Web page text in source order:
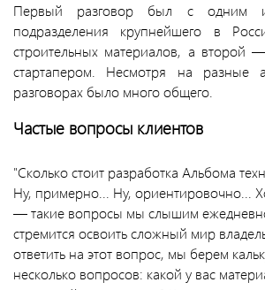
Первый разговор был с одним
подразделения крупнейшего в
строительных материалов, а второй
стартапером. Несмотря на разные
разговорах было много общего.
Частые вопросы клиентов
"Сколько стоит разработка Альбома
Ну, примерно... Ну, ориентировочно...
— такие вопросы мы слышим
стремится освоить сложный мир
ответить на этот вопрос, мы берем
несколько вопросов: какой у вас